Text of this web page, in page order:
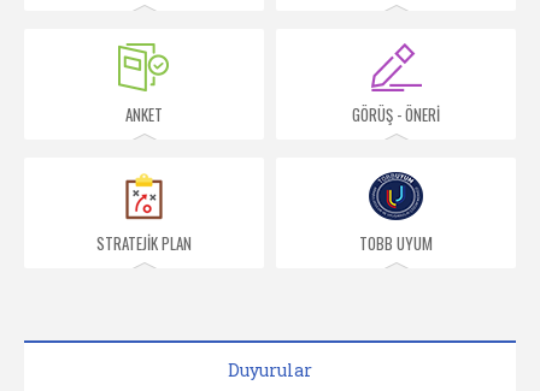
ANKET GÖRÜŞ - ÖNERİ
STRATEJİK PLAN TOBB UYUM
Duyurular